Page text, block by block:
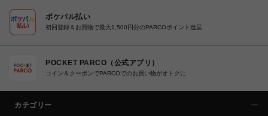
ポケパル払い
初回登録＆お買物で最大1,500円分のPARCOポイント進呈
POCKET PARCO（公式アプリ）
コイン＆クーポンでPARCOでのお買い物がオトクに
カテゴリー